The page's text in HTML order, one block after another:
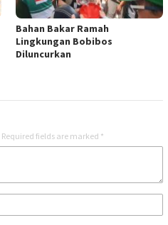
Bahan Bakar Ramah
Lingkungan Bobibos
Diluncurkan
Required fields are marked *